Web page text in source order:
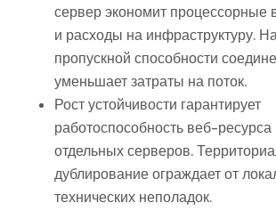
сервер экономит процессорные
и расходы на инфраструктуру.
пропускной способности
уменьшает затраты на поток.
Рост устойчивости гарантирует
работоспособность веб-
отдельных серверов.
дублирование ограждает от
технических неполадок.